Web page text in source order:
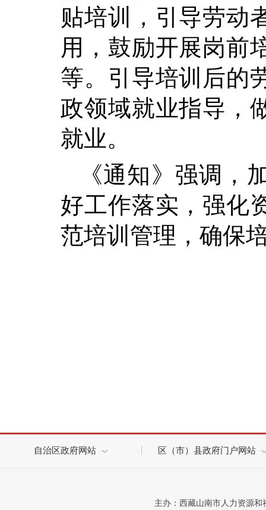
贴培训，引导劳动
用，鼓励开展岗前
等。 引导培训 后的
政领域就业指导，
就业。
《通知》强调，
好工作落实，强化
范培训管理，确保
自治区政府网站 区（市）县政府门户网站
主办：西藏山南市人力资源和